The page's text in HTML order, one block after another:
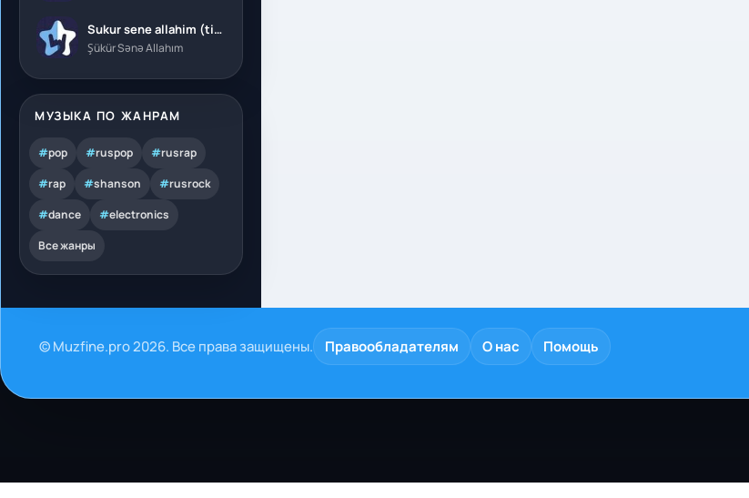
Sukur sene allahim (tik tok)
Şükür Sənə Allahım
МУЗЫКА ПО ЖАНРАМ
#pop #ruspop #rusrap
#rap #shanson #rusrock
#dance #electronics
Все жанры
© Muzfine.pro 2026. Все права защищены. Правообладателям О нас Помощь